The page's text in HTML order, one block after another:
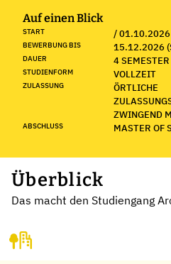
Auf einen Blick
START / 01.10.2026
BEWERBUNG BIS 15.12.2026
DAUER 4 SEMESTER
STUDIENFORM VOLLZEIT
ZULASSUNG
ÖRTLICHE
ZWINGEND
ABSCHLUSS MASTER OF
Überblick
Das macht den Studiengang